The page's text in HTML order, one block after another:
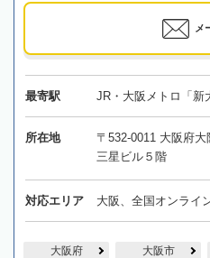
メ
最寄駅 JR・大阪メトロ「新
所在地
〒532-0011 大阪府
三星ビル５階
対応エリア 大阪、全国オンライ
大阪府 大阪市